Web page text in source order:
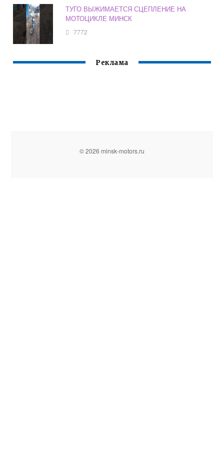
ТУГО ВЫЖИМАЕТСЯ СЦЕПЛЕНИЕ НА
МОТОЦИКЛЕ МИНСК
7772
Реклама
© 2026 minsk-motors.ru